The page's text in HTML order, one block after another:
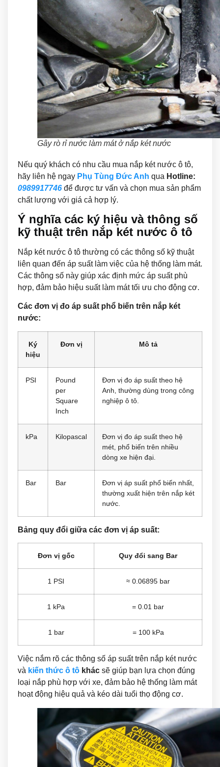
Gây rò rỉ nước làm mát ở nắp két nước
Nếu quý khách có nhu cầu mua nắp két nước ô tô,
hãy liên hệ ngay Phụ Tùng Đức Anh qua Hotline:
0989917746 để được tư vấn và chọn mua sản phẩm
chất lượng với giá cả hợp lý.
Ý nghĩa các ký hiệu và thông số
kỹ thuật trên nắp két nước ô tô
Nắp két nước ô tô thường có các thông số kỹ thuật
liên quan đến áp suất làm việc của hệ thống làm mát.
Các thông số này giúp xác định mức áp suất phù
hợp, đảm bảo hiệu suất làm mát tối ưu cho động cơ.
Các đơn vị đo áp suất phổ biến trên nắp két
nước:
Ký
hiệu
Đơn vị Mô tả
PSI
Pound
per
Square
Inch
Đơn vị đo áp suất theo hệ
Anh, thường dùng trong công
nghiệp ô tô.
kPa Kilopascal
Đơn vị đo áp suất theo hệ
mét, phổ biến trên nhiều
dòng xe hiện đại.
Bar Bar
Đơn vị áp suất phổ biến nhất,
thường xuất hiện trên nắp két
nước.
Bảng quy đổi giữa các đơn vị áp suất:
Đơn vị gốc Quy đổi sang Bar
1 PSI ≈ 0.06895 bar
1 kPa = 0.01 bar
1 bar = 100 kPa
Việc nắm rõ các thông số áp suất trên nắp két nước
và kiến thức ô tô khác sẽ giúp bạn lựa chọn đúng
loại nắp phù hợp với xe, đảm bảo hệ thống làm mát
hoạt động hiệu quả và kéo dài tuổi thọ động cơ.